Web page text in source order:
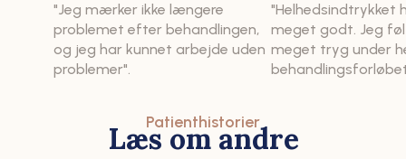
"Jeg mærker ikke længere
problemet efter behandlingen,
og jeg har kunnet arbejde uden
problemer".
"Helhedsindtrykket
meget godt. Jeg
meget tryg under
Patienthistorier
Læs om andre